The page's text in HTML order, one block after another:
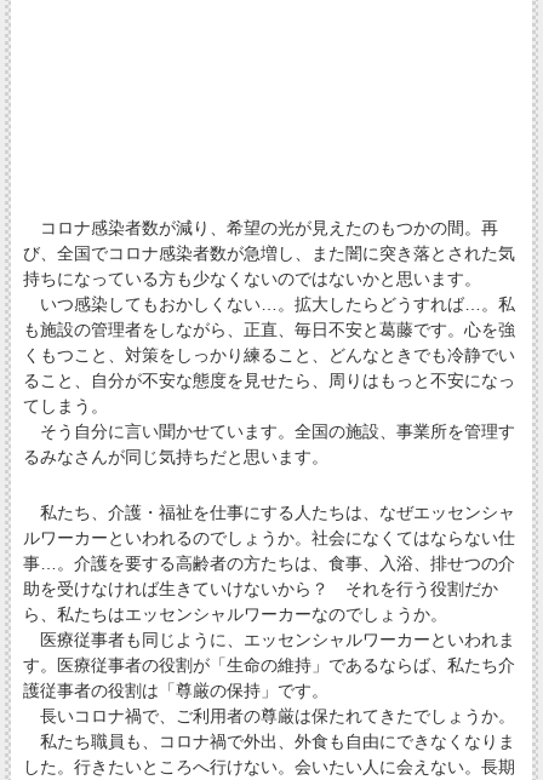
コロナ感染者数が減り、希望の光が見えたのもつかの間。再
び、全国でコロナ感染者数が急増し、また闇に突き落とされた気
持ちになっている方も少なくないのではないかと思います。
いつ感染してもおかしくない…。拡大したらどうすれば…。私
も施設の管理者をしながら、正直、毎日不安と葛藤です。心を強
くもつこと、対策をしっかり練ること、どんなときでも冷静でい
ること、自分が不安な態度を見せたら、周りはもっと不安になっ
てしまう。
そう自分に言い聞かせています。全国の施設、事業所を管理す
るみなさんが同じ気持ちだと思います。
私たち、介護・福祉を仕事にする人たちは、なぜエッセンシャ
ルワーカーといわれるのでしょうか。社会になくてはならない仕
事…。介護を要する高齢者の方たちは、食事、入浴、排せつの介
助を受けなければ生きていけないから？ それを行う役割だか
ら、私たちはエッセンシャルワーカーなのでしょうか。
医療従事者も同じように、エッセンシャルワーカーといわれま
す。医療従事者の役割が「生命の維持」であるならば、私たち介
護従事者の役割は「尊厳の保持」です。
長いコロナ禍で、ご利用者の尊厳は保たれてきたでしょうか。
私たち職員も、コロナ禍で外出、外食も自由にできなくなりま
した。行きたいところへ行けない。会いたい人に会えない。長期